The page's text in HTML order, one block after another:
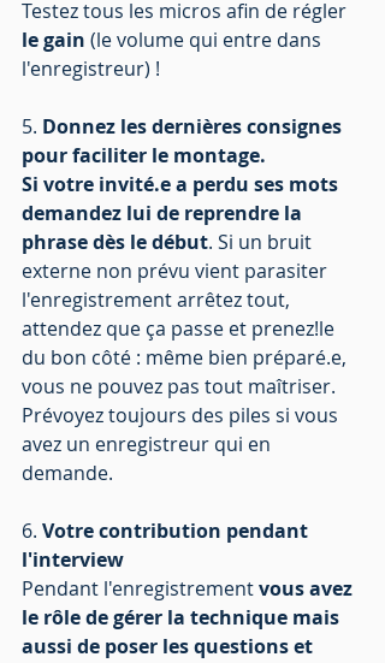
Testez tous les micros afin de régler
le gain (le volume qui entre dans
l'enregistreur) !
5. Donnez les dernières consignes
pour faciliter le montage.
Si votre invité.e a perdu ses mots
demandez lui de reprendre la
phrase dès le début. Si un bruit
externe non prévu vient parasiter
l'enregistrement arrêtez tout,
attendez que ça passe et prenez!le
du bon côté : même bien préparé.e,
vous ne pouvez pas tout maîtriser.
Prévoyez toujours des piles si vous
avez un enregistreur qui en
demande.
6. Votre contribution pendant
l'interview
Pendant l'enregistrement vous avez
le rôle de gérer la technique mais
aussi de poser les questions et